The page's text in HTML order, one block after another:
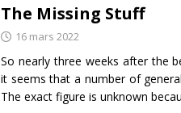
The Missing Stuff
16 mars 2022
So nearly three weeks after the
it seems that a number of
The exact figure is unknown